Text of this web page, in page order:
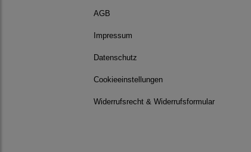
AGB
Impressum
Datenschutz
Cookieeinstellungen
Widerrufsrecht & Widerrufsformular